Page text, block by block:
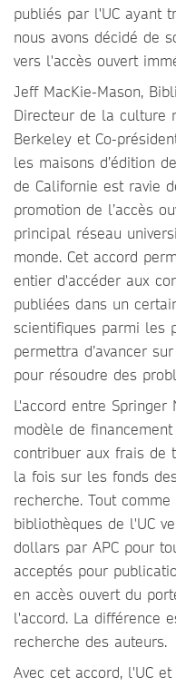
publiés par l'UC ayant
nous avons décidé de
vers l'accès ouvert
Jeff MacKie-Mason,
Directeur de la culture
Berkeley et Co-
les maisons d’édition
de Californie est ravie
promotion de l’accès
principal réseau
monde. Cet accord
entier d'accéder aux
publiées dans un
scientifiques parmi les
permettra d’avancer
pour résoudre des
L'accord entre
modèle de
contribuer aux frais de
la fois sur les fonds
recherche. Tout
bibliothèques de l'UC
dollars par APC pour
acceptés pour
en accès ouvert du
l'accord. La différence
recherche des auteurs.
Avec cet accord, l'UC